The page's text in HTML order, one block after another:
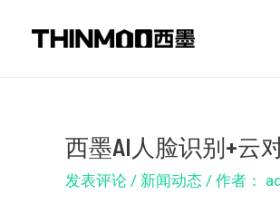
西墨AI人脸识别+云
发表评论 / 新闻动态 / 作者：
navigation